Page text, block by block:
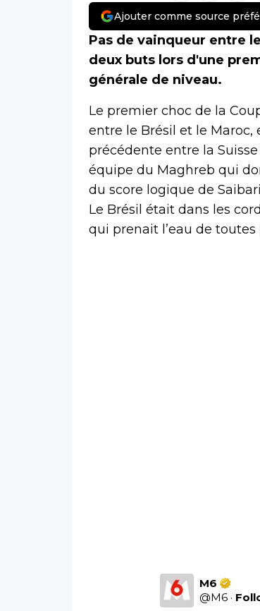
Ajouter comme source
Pas de vainqueur entre
deux buts lors d'une
générale de niveau.
Le premier choc de la
entre le Brésil et le Maroc,
précédente entre la
équipe du Maghreb qui
du score logique de
Le Brésil était dans les
qui prenait l’eau de toutes
M6
@M6 ·